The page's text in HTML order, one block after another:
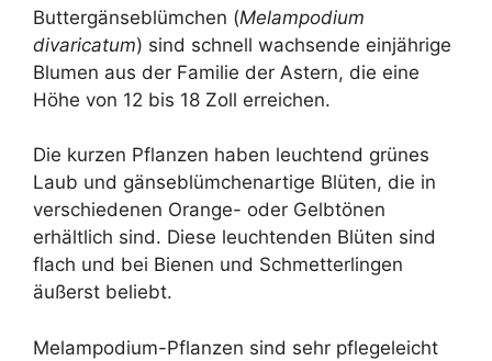
Buttergänseblümchen (Melampodium
divaricatum) sind schnell wachsende einjährige
Blumen aus der Familie der Astern, die eine
Höhe von 12 bis 18 Zoll erreichen.
Die kurzen Pflanzen haben leuchtend grünes
Laub und gänseblümchenartige Blüten, die in
verschiedenen Orange- oder Gelbtönen
erhältlich sind. Diese leuchtenden Blüten sind
flach und bei Bienen und Schmetterlingen
äußerst beliebt.
Melampodium-Pflanzen sind sehr pflegeleicht